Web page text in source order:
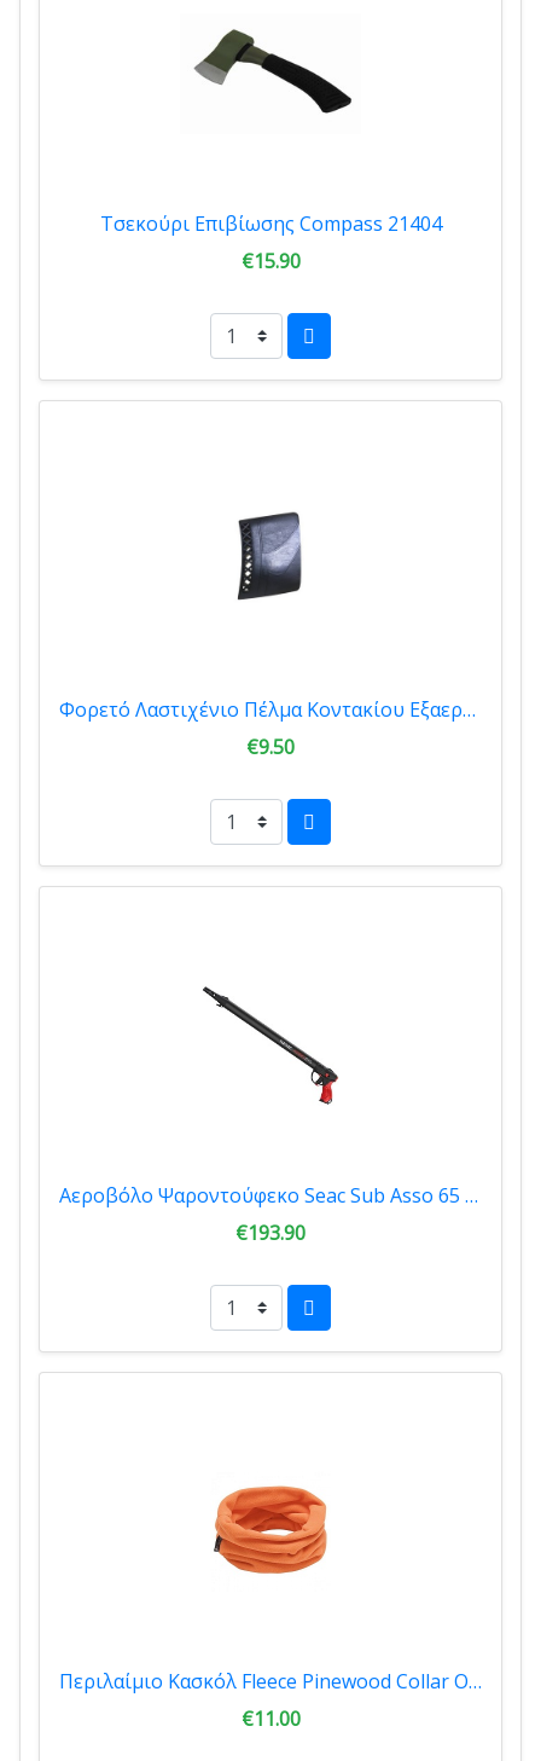
Τσεκούρι Επιβίωσης Compass 21404
€15.90
Φορετό Λαστιχένιο Πέλμα Κοντακίου Εξαεριζόμενο 2.5cm Black ZHS-888
€9.50
Αεροβόλο Ψαροντούφεκο Seac Sub Asso 65 C/R Με Ταχύτητες 1150020019001
€193.90
Περιλαίμιο Κασκόλ Fleece Pinewood Collar Orange 9105-502
€11.00